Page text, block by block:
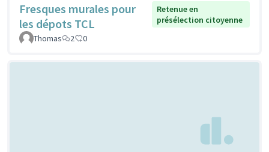
Fresques murales pour
les dépots TCL
Retenue en
présélection citoyenne
Thomas
2 0